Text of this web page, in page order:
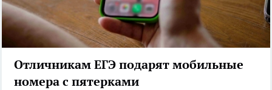
Отличникам ЕГЭ подарят мобильные
номера с пятерками